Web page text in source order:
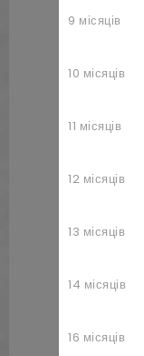
9 місяців
10 місяців
11 місяців
12 місяців
13 місяців
14 місяців
16 місяців